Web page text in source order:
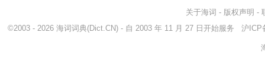
关于海词 - 版权声明 -
©2003 - 2026 海词词典(Dict.CN) - 自 2003 年 11 月 27 日开始服务 沪ICP